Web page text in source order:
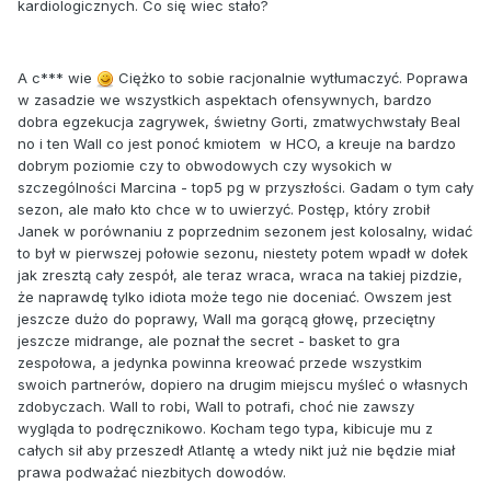
kardiologicznych. Co się wiec stało?
A c*** wie
Ciężko to sobie racjonalnie wytłumaczyć. Poprawa
w zasadzie we wszystkich aspektach ofensywnych, bardzo
dobra egzekucja zagrywek, świetny Gorti, zmatwychwstały Beal
no i ten Wall co jest ponoć kmiotem w HCO, a kreuje na bardzo
dobrym poziomie czy to obwodowych czy wysokich w
szczególności Marcina - top5 pg w przyszłości. Gadam o tym cały
sezon, ale mało kto chce w to uwierzyć. Postęp, który zrobił
Janek w porównaniu z poprzednim sezonem jest kolosalny, widać
to był w pierwszej połowie sezonu, niestety potem wpadł w dołek
jak zresztą cały zespół, ale teraz wraca, wraca na takiej pizdzie,
że naprawdę tylko idiota może tego nie doceniać. Owszem jest
jeszcze dużo do poprawy, Wall ma gorącą głowę, przeciętny
jeszcze midrange, ale poznał the secret - basket to gra
zespołowa, a jedynka powinna kreować przede wszystkim
swoich partnerów, dopiero na drugim miejscu myśleć o własnych
zdobyczach. Wall to robi, Wall to potrafi, choć nie zawszy
wygląda to podręcznikowo. Kocham tego typa, kibicuje mu z
całych sił aby przeszedł Atlantę a wtedy nikt już nie będzie miał
prawa podważać niezbitych dowodów.